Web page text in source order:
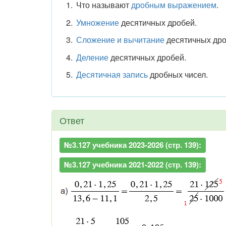
Что называютдробным выражением.
Умножениедесятичных дробей.
Сложение и вычитаниедесятичных
Делениедесятичных дробей.
Десятичная записьдробных чисел.
Ответ
№3.127 учебника 2023-2026 (стр. 139):
№3.127 учебника 2021-2022 (стр. 139):